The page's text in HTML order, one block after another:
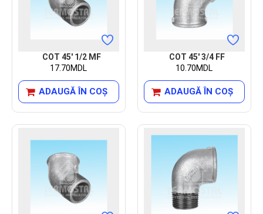
COT 45' 1/2 MF
17.70MDL
ADAUGĂ ÎN COŞ
COT 45' 3/4 FF
10.70MDL
ADAUGĂ ÎN COŞ